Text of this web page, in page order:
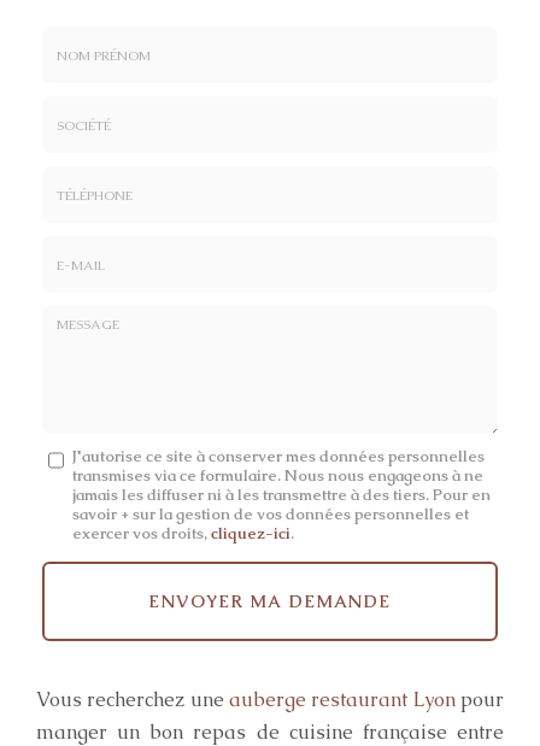
Message
J'autorise ce site à conserver mes données personnelles
transmises via ce formulaire. Nous nous engageons à ne
jamais les diffuser ni à les transmettre à des tiers. Pour en
savoir + sur la gestion de vos données personnelles et
exercer vos droits,cliquez-ici.
Acceptation
ENVOYER MA DEMANDE
Vous recherchez une auberge restaurant Lyonpour
manger un bon repas de cuisine française entre